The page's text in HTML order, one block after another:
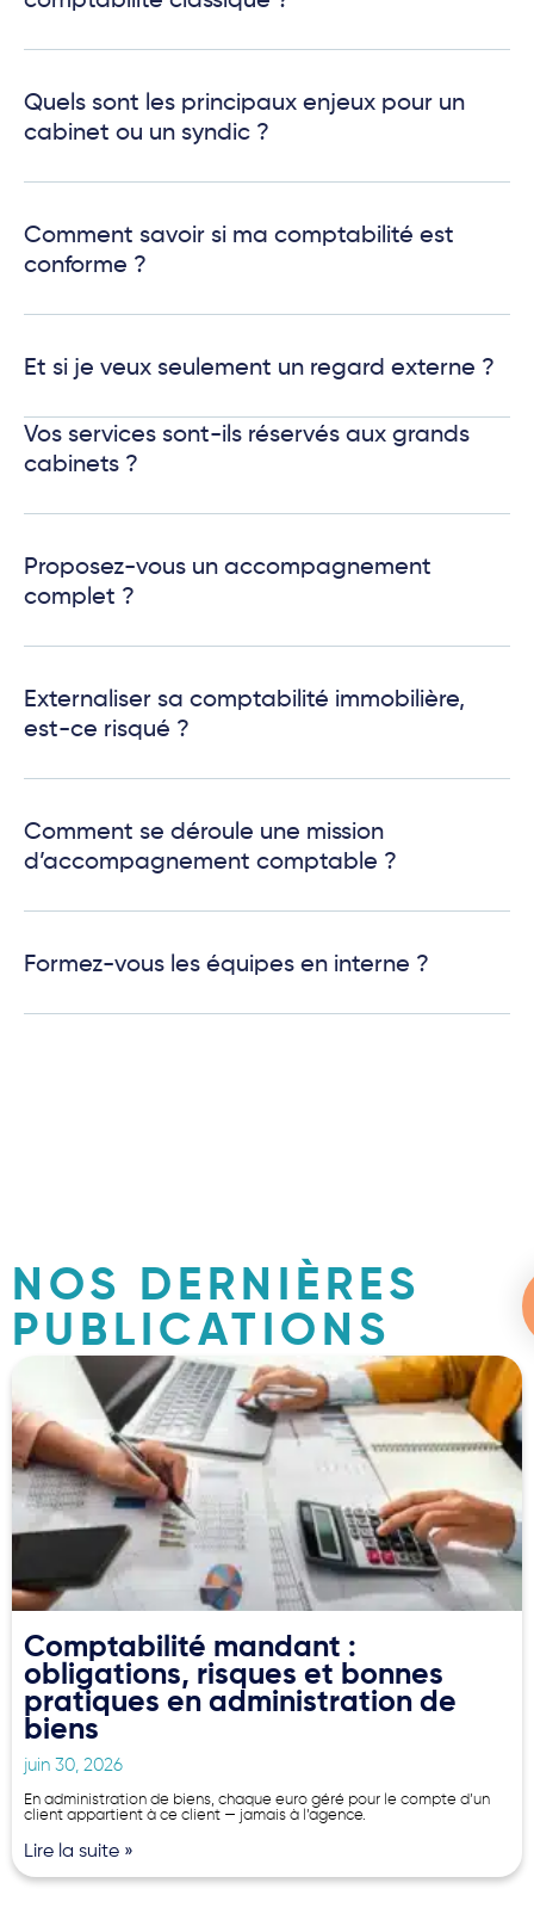
Quels sont les principaux enjeux pour un
cabinet ou un syndic ?
Comment savoir si ma comptabilité est
conforme ?
Et si je veux seulement un regard externe ?
Vos services sont-ils réservés aux grands
cabinets ?
Proposez-vous un accompagnement
complet ?
Externaliser sa comptabilité immobilière,
est-ce risqué ?
Comment se déroule une mission
d’accompagnement comptable ?
Formez-vous les équipes en interne ?
NOS DERNIÈRES
PUBLICATIONS
Comptabilité mandant :
obligations, risques et bonnes
pratiques en administration de
biens
juin 30, 2026
En administration de biens, chaque euro géré pour le compte d’un
client appartient à ce client — jamais à l’agence.
Lire la suite »